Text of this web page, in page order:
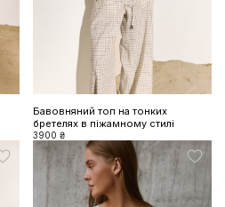
Бавовняний топ на тонких
бретелях в піжамному стилі
3900 ₴